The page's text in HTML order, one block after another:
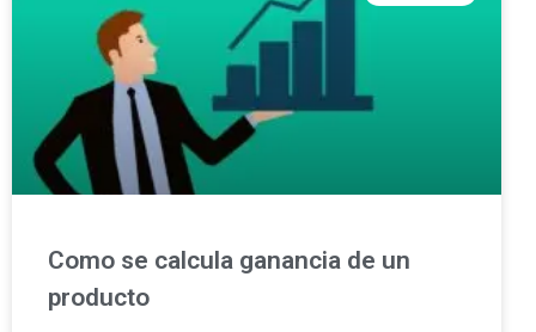
Como se calcula ganancia de un
producto